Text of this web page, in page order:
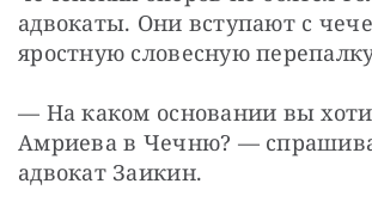
адвокаты. Они вступают с
яростную словесную
— На каком основании вы
Амриева в Чечню? —
адвокат Заикин.